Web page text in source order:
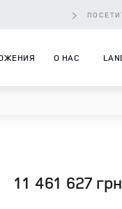
О НАС
11 461 627 грн